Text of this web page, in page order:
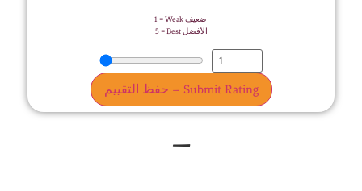
5 = Best الأفضل
حفظ التقييم – Submit Rating
–